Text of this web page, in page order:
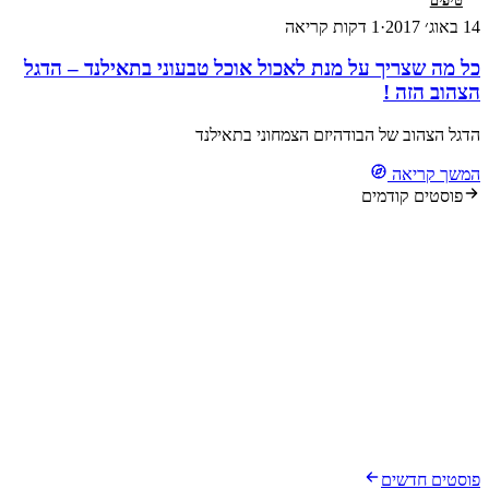
14 באוג׳ 2017 · 1 דקות קריאה
כל מה שצריך על מנת לאכול אוכל טבעוני בתאילנד – הדגל
הצהוב הזה !
הדגל הצהוב של הבודהיזם הצמחוני בתאילנד
המשך קריאה
פוסטים קודמים
פוסטים חדשים